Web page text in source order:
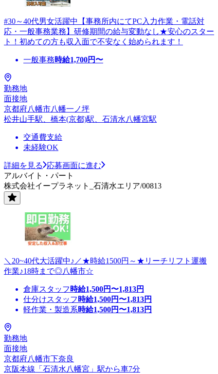
#30～40代男女活躍中【事務所内にてPC入力作業・電話対
応・一般事務業務】研修期間の給与変動なし★安心のスター
ト！初めての方も収入面で不安なく始められます！
一般事務時給1,700円〜
勤務地
面接地
京都府八幡市八幡一ノ坪
松井山手駅、橋本(京都)駅、石清水八幡宮駅
交通費支給
未経験OK
詳細を見る
応募画面に進む
アルバイト・パート
株式会社イープラネット_石清水エリア/00813
＼20~40代大活躍中♪／★時給1500円～★リーチリフト運搬
作業♪18時まで◎八幡市☆
倉庫スタッフ 時給1,500円〜1,813円
仕分けスタッフ 時給1,500円〜1,813円
軽作業・製造系時給1,500円〜1,813円
勤務地
面接地
京都府八幡市下奈良
京阪本線「石清水八幡宮」駅から車7分